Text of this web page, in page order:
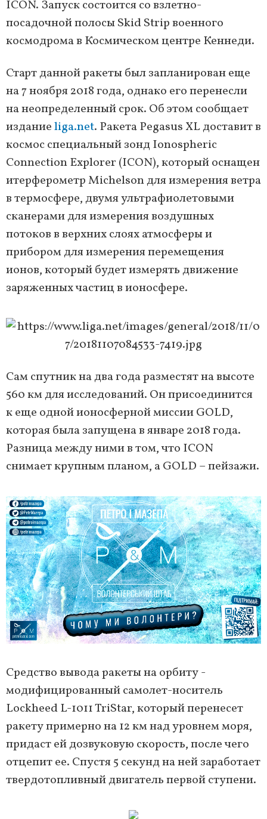
ICON. Запуск состоится со взлетно-
посадочной полосы Skid Strip военного
космодрома в Космическом центре Кеннеди.
Старт данной ракеты был запланирован еще
на 7 ноября 2018 года, однако его перенесли
на неопределенный срок. Об этом сообщает
изданиеliga.net. Ракета Pegasus XL доставит в
космос специальный зонд Ionospheric
Connection Explorer (ICON), который оснащен
итерферометр Michelson для измерения ветра
в термосфере, двумя ультрафиолетовыми
сканерами для измерения воздушных
потоков в верхних слоях атмосферы и
прибором для измерения перемещения
ионов, который будет измерять движение
заряженных частиц в ионосфере.
Сам спутник на два года разместят на высоте
560 км для исследований. Он присоединится
к еще одной ионосферной миссии GOLD,
которая была запущена в январе 2018 года.
Разница между ними в том, что ICON
снимает крупным планом, а GOLD – пейзажи.
Средство вывода ракеты на орбиту -
модифицированный самолет-носитель
Lockheed L-1011 TriStar, который перенесет
ракету примерно на 12 км над уровнем моря,
придаст ей дозвуковую скорость, после чего
отцепит ее. Спустя 5 секунд на ней заработает
твердотопливный двигатель первой ступени.